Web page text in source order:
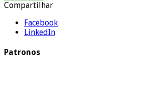
Compartilhar
Facebook
LinkedIn
Patronos